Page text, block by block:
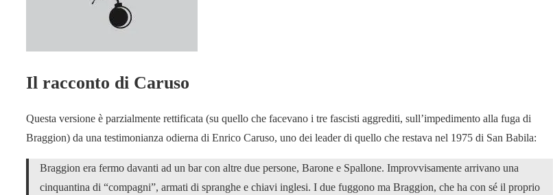
Il racconto di Caruso
Questa versione è parzialmente rettificata (su quello che facevano i tre fascisti aggrediti, sull’impedimento alla fuga di
Braggion) da una testimonianza odierna di Enrico Caruso, uno dei leader di quello che restava nel 1975 di San Babila:
Braggion era fermo davanti ad un bar con altre due persone, Barone e Spallone. Improvvisamente arrivano una
cinquantina di “compagni”, armati di spranghe e chiavi inglesi. I due fuggono ma Braggion, che ha con sé il proprio